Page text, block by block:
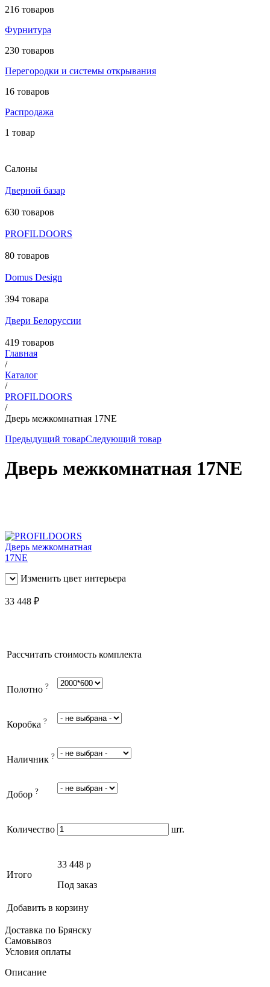
216 товаров
Фурнитура
230 товаров
Перегородки и системы открывания
16 товаров
Распродажа
1 товар
Салоны
Дверной базар
630 товаров
PROFILDOORS
80 товаров
Domus Design
394 товара
Двери Белоруссии
419 товаров
Главная
/
Каталог
/
PROFILDOORS
/
Дверь межкомнатная 17NE
Предыдущий товарСледующий товар
Дверь межкомнатная 17NE
Изменить цвет интерьера
33 448 ₽
Рассчитать стоимость комплекта
Полотно ?
Коробка ?
Наличник ?
Добор ?
Количество шт.
Итого
33 448 p
Под заказ
Добавить в корзину
Доставка по Брянску
Самовывоз
Условия оплаты
Описание